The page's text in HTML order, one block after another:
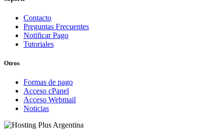
Contacto
Preguntas Frecuentes
Notificar Pago
Tutoriales
Otros
Formas de pago
Acceso cPanel
Acceso Webmail
Noticias